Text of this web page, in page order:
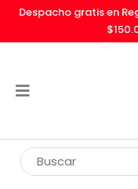
Despacho gratis en